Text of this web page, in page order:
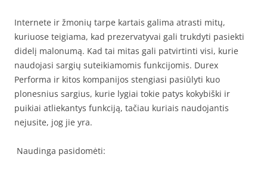
Internete ir žmonių tarpe kartais galima atrasti mitų,
kuriuose teigiama, kad prezervatyvai gali trukdyti pasiekti
didelį malonumą. Kad tai mitas gali patvirtinti visi, kurie
naudojasi sargių suteikiamomis funkcijomis. Durex
Performa ir kitos kompanijos stengiasi pasiūlyti kuo
plonesnius sargius, kurie lygiai tokie patys kokybiški ir
puikiai atliekantys funkciją, tačiau kuriais naudojantis
nejusite, jog jie yra.
Naudinga pasidomėti: